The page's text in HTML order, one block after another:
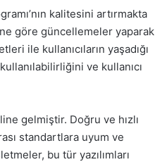
kalitesini artırmakta
göre güncellemeler yaparak
ile kullanıcıların yaşadığı
ve kullanıcı
gelmiştir. Doğru ve hızlı
standartlara uyum ve
bu tür yazılımları